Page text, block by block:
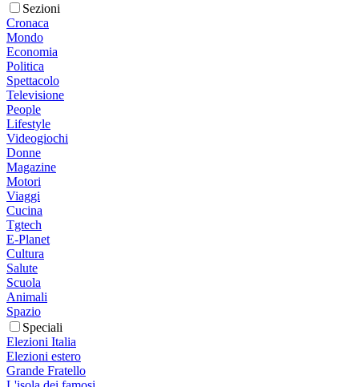
Sezioni
Cronaca
Mondo
Economia
Politica
Spettacolo
Televisione
People
Lifestyle
Videogiochi
Donne
Magazine
Motori
Viaggi
Cucina
Tgtech
E-Planet
Cultura
Salute
Scuola
Animali
Spazio
Speciali
Elezioni Italia
Elezioni estero
Grande Fratello